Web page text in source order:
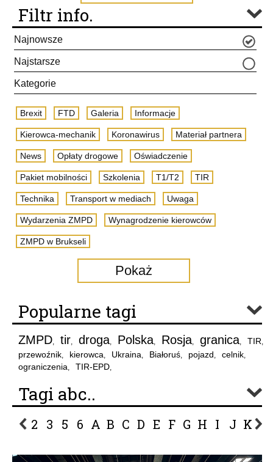
Filtr info.
Najnowsze
Najstarsze
Kategorie
Brexit FTD Galeria Informacje
Kierowca-mechanik Koronawirus Materiał partnera
News Opłaty drogowe Oświadczenie
Pakiet mobilności Szkolenia T1/T2 TIR
Technika Transport w mediach Uwaga
Wydarzenia ZMPD Wynagrodzenie kierowców
ZMPD w Brukseli
Pokaż
Popularne tagi
ZMPD, tir, droga, Polska, Rosja, granica, TIR,
przewoźnik, kierowca, Ukraina, Białoruś, pojazd, celnik,
ograniczenia, TIR-EPD,
Tagi abc..
2 3 5 6 A B C D E F G H I J K L